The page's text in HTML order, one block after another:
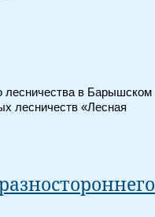
лесничества в Барышском
лесничеств «Лесная